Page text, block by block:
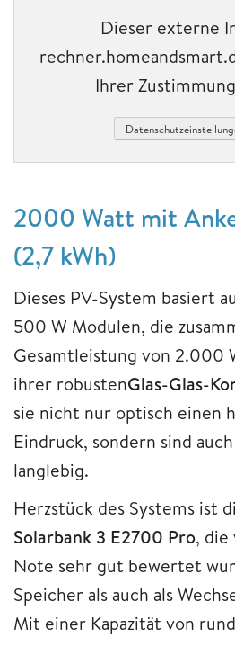
Dieser externe
Ihrer
2000 Watt mit
(2,7 kWh)
Dieses PV-System basiert
500 W Modulen, die
Gesamtleistung von 2.000
ihrer robustenGlas-Glas-
sie nicht nur optisch einen
Eindruck, sondern sind
langlebig.
Herzstück des Systems ist
Solarbank 3 E2700 Pro, die
Note sehr gut bewertet
Speicher als auch als
Mit einer Kapazität von